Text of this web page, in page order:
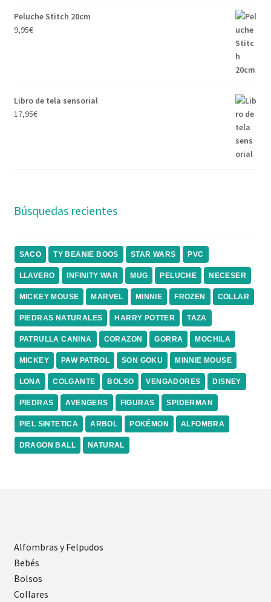
Peluche Stitch 20cm
9,95€
Libro de tela sensorial
17,95€
Búsquedas recientes
SACO TY BEANIE BOOS STAR WARS PVC
LLAVERO INFINITY WAR MUG PELUCHE NECESER
MICKEY MOUSE MARVEL MINNIE FROZEN COLLAR
PIEDRAS NATURALES HARRY POTTER TAZA
PATRULLA CANINA CORAZON GORRA MOCHILA
MICKEY PAW PATROL SON GOKU MINNIE MOUSE
LONA COLGANTE BOLSO VENGADORES DISNEY
PIEDRAS AVENGERS FIGURAS SPIDERMAN
PIEL SINTETICA ARBOL POKÉMON ALFOMBRA
DRAGON BALL NATURAL
Alfombras y Felpudos
Bebés
Bolsos
Collares